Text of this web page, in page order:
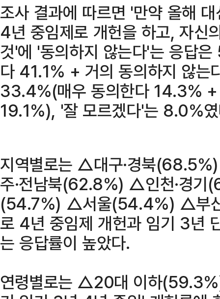
조사 결과에 따르면 '만약 올해
4년 중임제로 개헌을 하고, 자신
것'에 '동의하지 않는다'는 응답
다 41.1% + 거의 동의하지 않
33.4%(매우 동의한다 14.3% +
19.1%), '잘 모르겠다'는 8.0%
지역별로는 △대구·경북
주·전남북(62.8%) △인천·경기
(54.7%) △서울(54.4%) △부산
로 4년 중임제 개헌과 임기 3년
는 응답률이 높았다.
연령별로는 △20대 이하